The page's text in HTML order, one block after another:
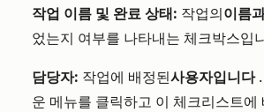
작업 이름 및 완료 상태: 작업의 이름
었는지 여부를 나타내는 체크박스입
담당자: 작업에 배정된사용자입니다 .
운 메뉴를 클릭하고 이 체크리스트에